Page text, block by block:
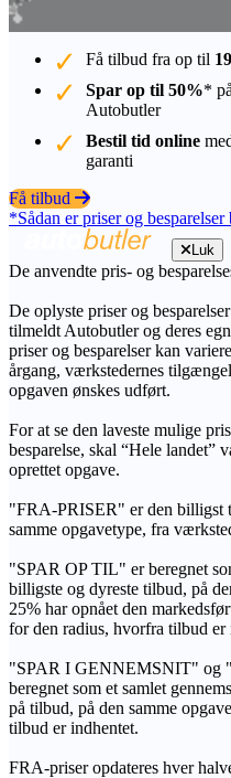
Få tilbud fra op til
Spar op til 50%*
Autobutler
Bestil tid online
garanti
Få tilbud
*Sådan er priser og besparelser
Luk
De anvendte pris- og
De oplyste priser og
tilmeldt Autobutler og deres
priser og besparelser kan
årgang, værkstedernes
opgaven ønskes udført.
For at se den laveste mulige
besparelse, skal “Hele landet”
oprettet opgave.
"FRA-PRISER" er den billigst
samme opgavetype, fra
"SPAR OP TIL" er beregnet
billigste og dyreste tilbud, på
25% har opnået den
for den radius, hvorfra tilbud er
"SPAR I GENNEMSNIT" og
beregnet som et samlet
på tilbud, på den samme
tilbud er indhentet.
FRA-priser opdateres hver